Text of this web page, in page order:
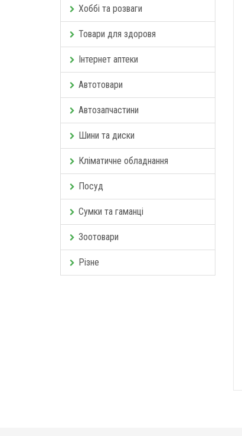
Хоббі та розваги
Товари для здоровя
Інтернет аптеки
Автотовари
Автозапчастини
Шини та диски
Кліматичне обладнання
Посуд
Сумки та гаманці
Зоотовари
Різне